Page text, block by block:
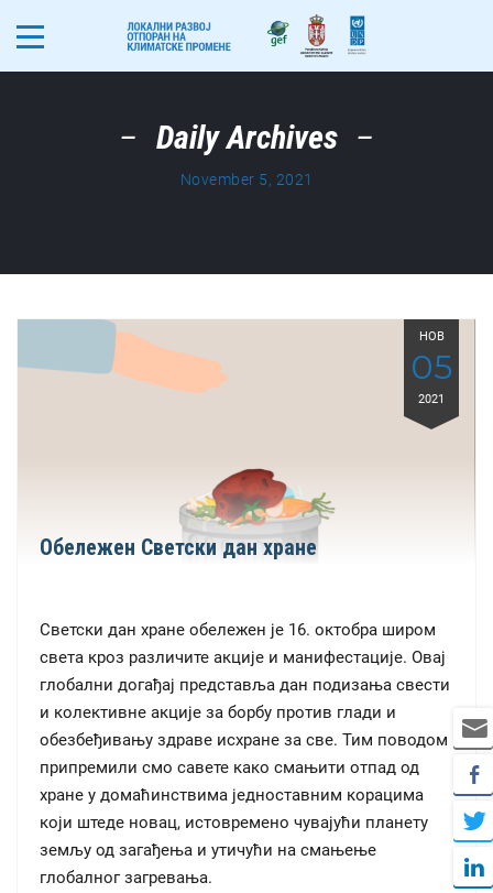
Daily Archives
November 5, 2021
НОВ
05
2021
Обележен Светски дан хране
Светски дан хране обележен је 16. октобра широм
света кроз различите акције и манифестације. Овај
глобални догађај представља дан подизања свести
и колективне акције за борбу против глади и
обезбеђивању здраве исхране за све. Тим поводом
припремили смо савете како смањити отпад од
хране у домаћинствима једноставним корацима
који штеде новац, истовремено чувајући планету
земљу од загађења и утичући на смањење
глобалног загревања.